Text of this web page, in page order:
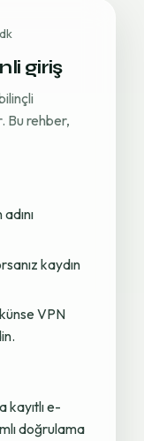
giriş
Bu rehber,
kaydın
VPN
kayıtlı e-
doğrulama